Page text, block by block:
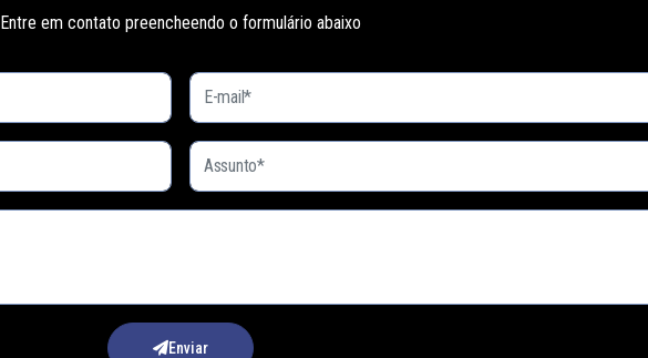
Entre em contato preencheendo o formulário abaixo
Enviar